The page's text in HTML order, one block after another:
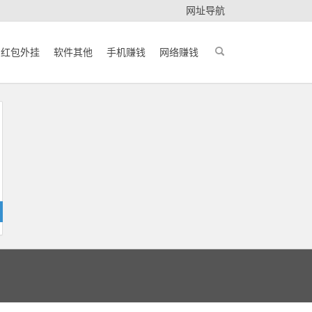
网址导航
红包外挂 软件其他 手机赚钱 网络赚钱